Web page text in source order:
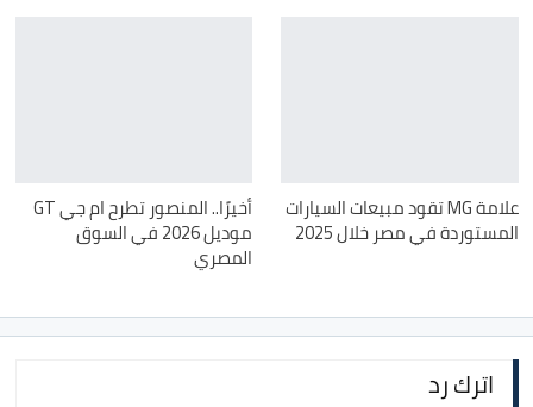
علامة MG تقود مبيعات السيارات
المستوردة في مصر خلال 2025
أخيرًا.. المنصور تطرح ام جي GT
موديل 2026 في السوق
المصري
اترك رد